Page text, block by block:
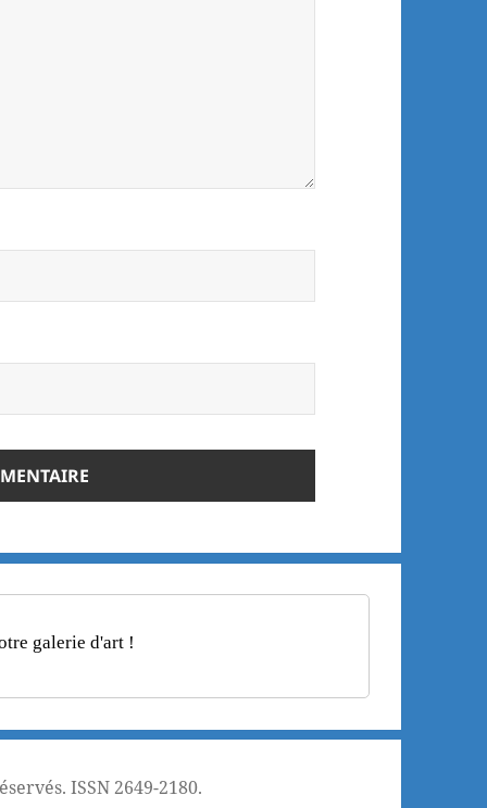
galerie d'art !
ISSN 2649-2180.